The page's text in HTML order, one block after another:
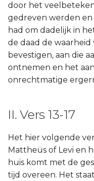
door het
gedreven werden en
had om dadelijk in
de daad de
bevestigen, aan die
ontnemen en het
onrechtmatige
II. Vers 13-17
Het hier volgende
Mattheüs of Levi en
huis komt met de
tijd overeen. Het